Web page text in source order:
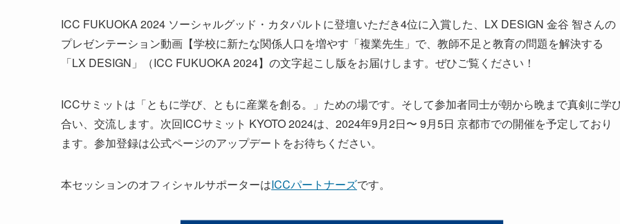
ICC FUKUOKA 2024 ソーシャルグッド・カタパルトに登壇いただき4位に入賞した、LX DESIGN 金谷 智さんの
プレゼンテーション動画【学校に新たな関係人口を増やす「複業先生」で、教師不足と教育の問題を解決する
「LX DESIGN」（ICC FUKUOKA 2024】の文字起こし版をお届けします。ぜひご覧ください！
ICCサミットは「ともに学び、ともに産業を創る。」ための場です。そして参加者同士が朝から晩まで真剣に学
合い、交流します。次回ICCサミット KYOTO 2024は、2024年9月2日〜 9月5日 京都市での開催を予定しており
ます。参加登録は公式ページのアップデートをお待ちください。
本セッションのオフィシャルサポーターはICCパートナーズです。